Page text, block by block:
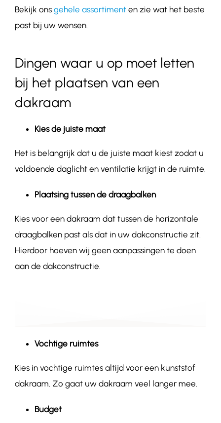
Bekijk ons gehele assortimenten zie wat het beste
past bij uw wensen.
Dingen waar u op moet letten
bij het plaatsen van een
dakraam
Kies de juiste maat
Het is belangrijk dat u de juiste maat kiest zodat u
voldoende daglicht en ventilatie krijgt in de ruimte.
Plaatsing tussen de draagbalken
Kies voor een dakraam dat tussen de horizontale
draagbalken past als dat in uw dakconstructie zit.
Hierdoor hoeven wij geen aanpassingen te doen
aan de dakconstructie.
Vochtige ruimtes
Kies in vochtige ruimtes altijd voor een kunststof
dakraam. Zo gaat uw dakraam veel langer mee.
Budget